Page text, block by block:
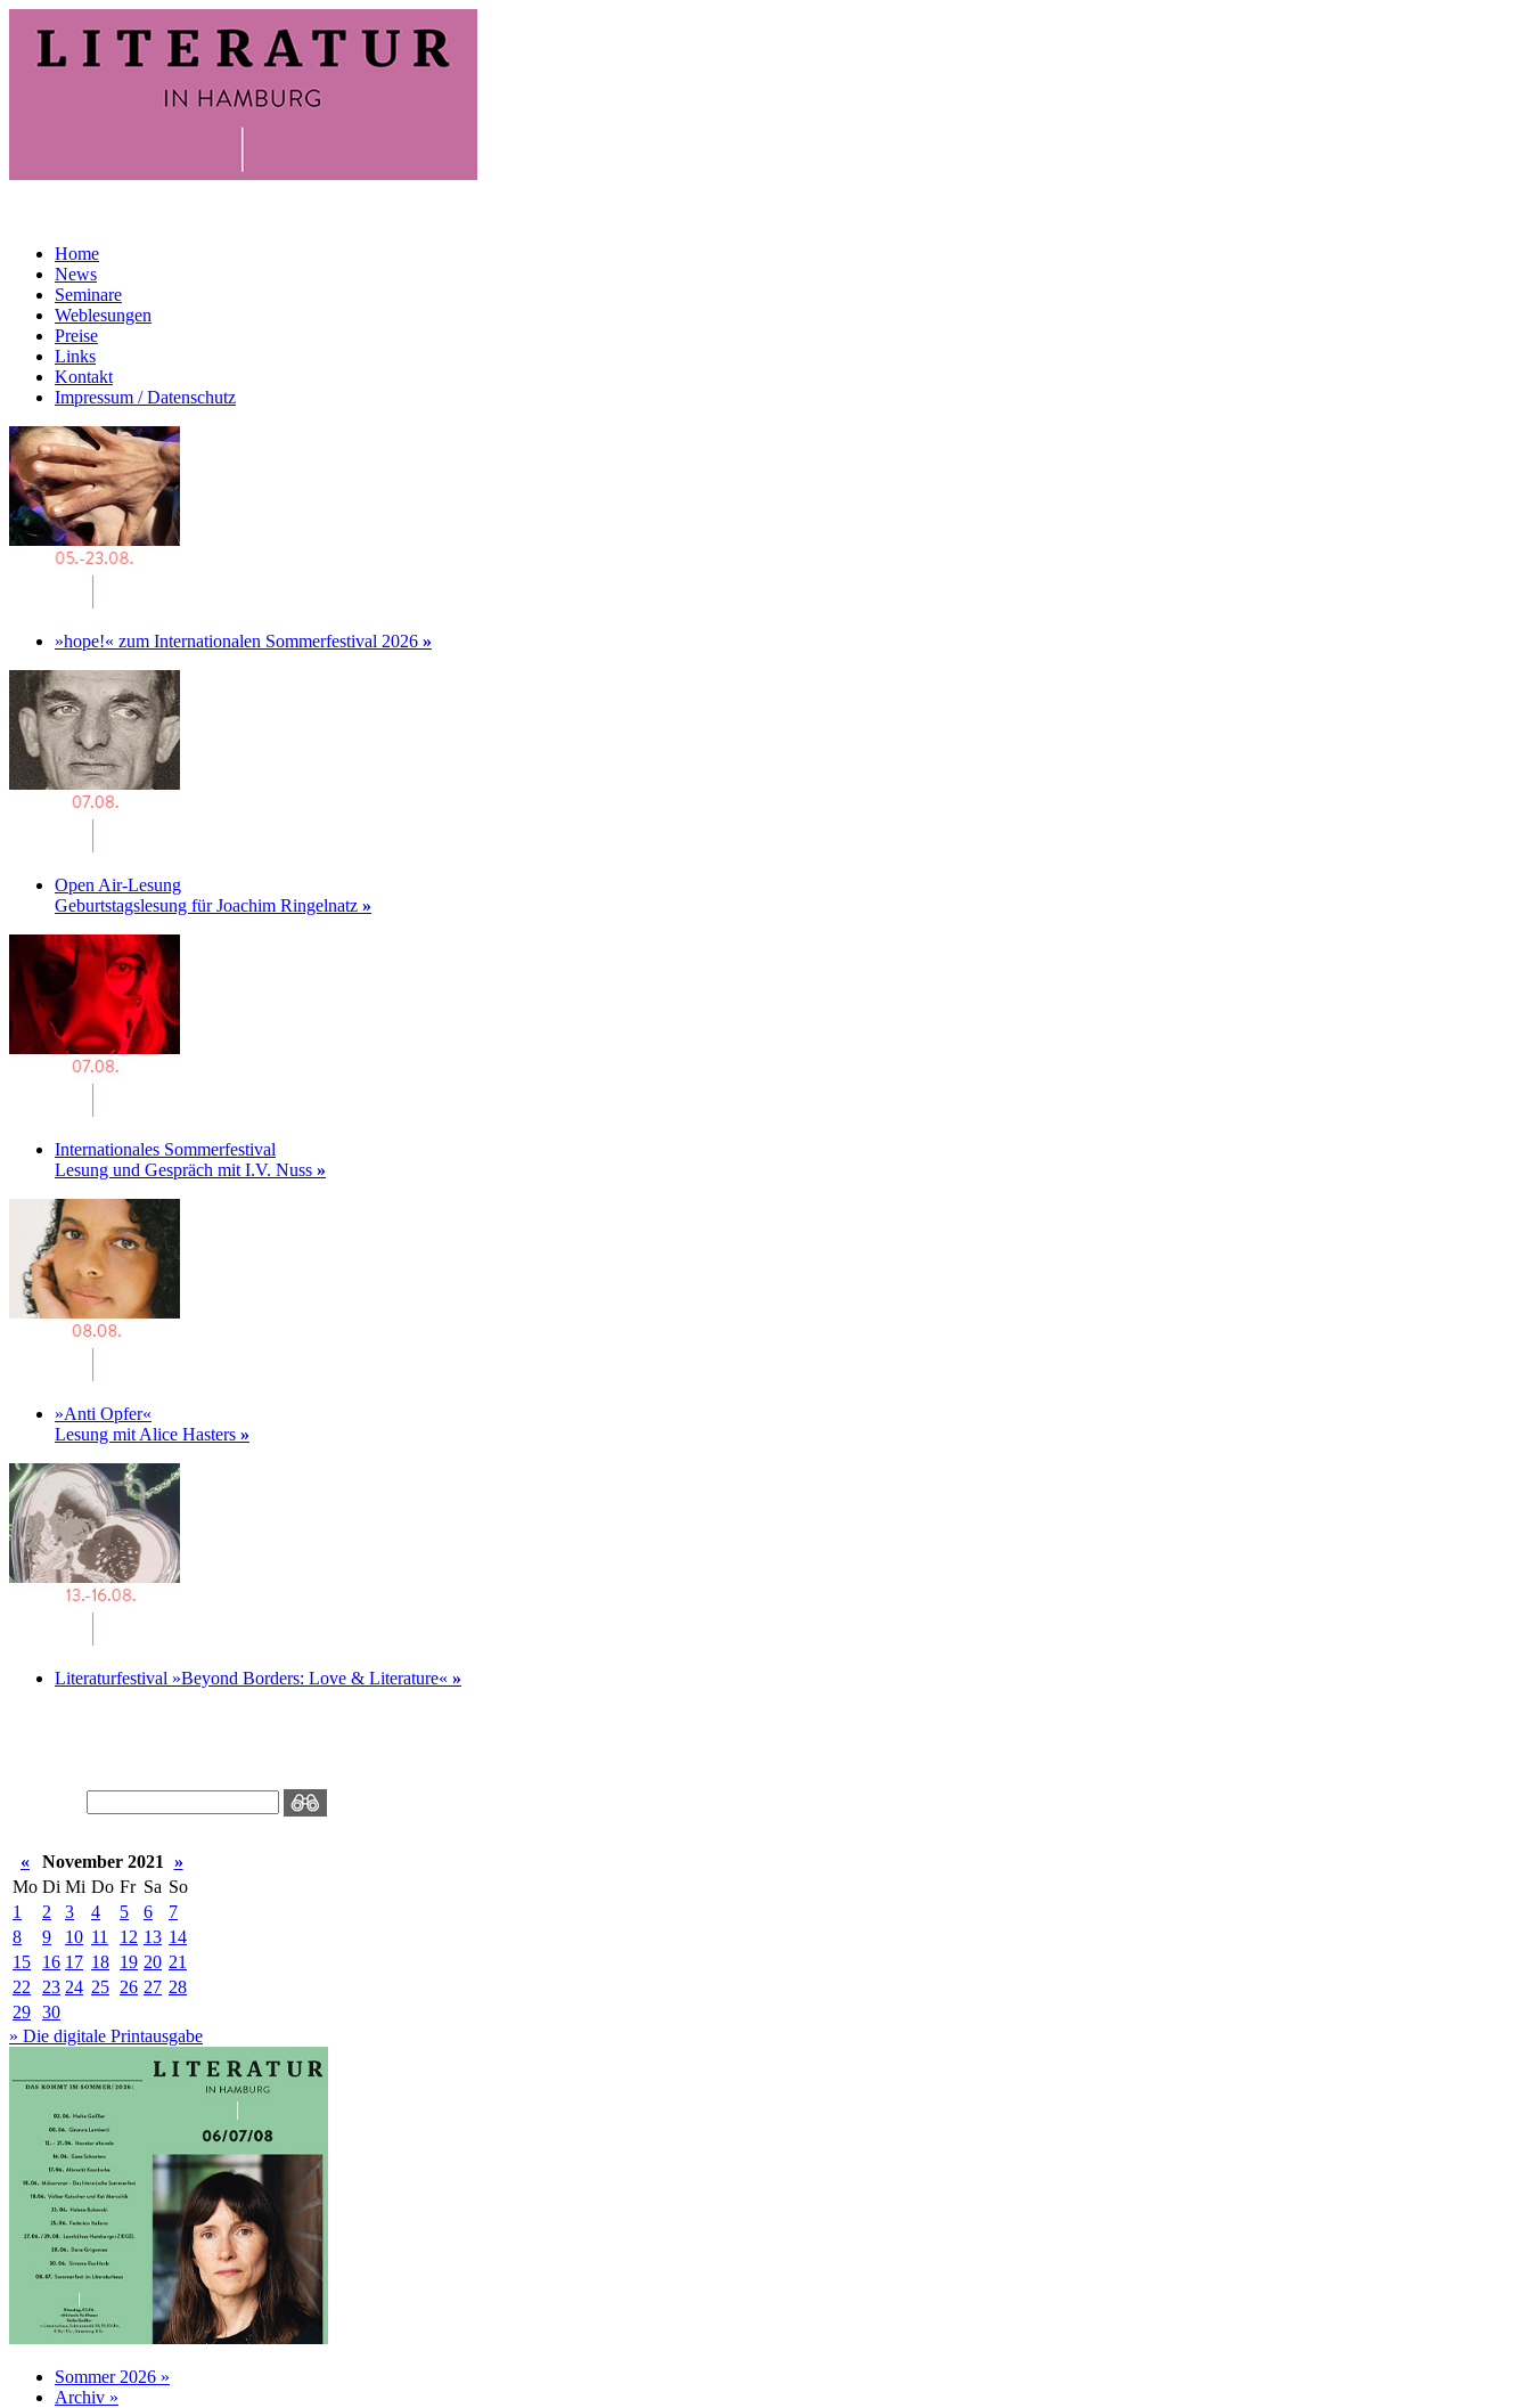
Home
News
Seminare
Weblesungen
Preise
Links
Kontakt
Impressum / Datenschutz
»hope!« zum Internationalen Sommerfestival 2026 »
Open Air-Lesung
Geburtstagslesung für Joachim Ringelnatz »
Internationales Sommerfestival
Lesung und Gespräch mit I.V. Nuss »
»Anti Opfer«
Lesung mit Alice Hasters »
Literaturfestival »Beyond Borders: Love & Literature« »
« November 2021
»
Mo Di Mi Do Fr Sa So
1
2 3 4 5 6
7
8
9 10 11 12 13 14
15
16 17 18 19 20 21
22
23 24 25 26 27 28
29 30
» Die digitale Printausgabe
Sommer 2026 »
Archiv »